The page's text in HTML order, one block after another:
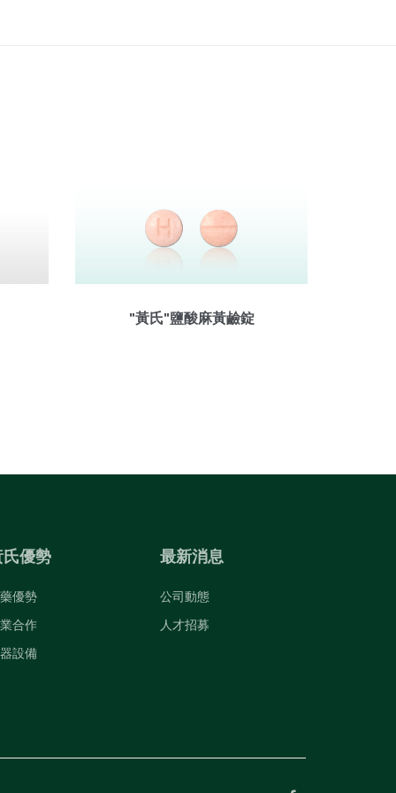
"黃氏"鹽酸麻黃鹼錠
氏優勢
優勢
合作
設備
最新消息
公司動態
人才招募